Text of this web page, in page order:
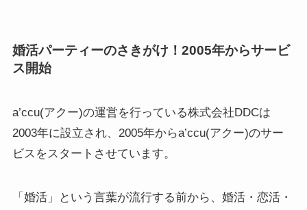
婚活パーティーのさきがけ！2005年からサービ
ス開始
a’ccu(アクー)の運営を行っている株式会社DDCは
2003年に設立され、2005年からa’ccu(アクー)のサー
ビスをスタートさせています。
「婚活」という言葉が流行する前から、婚活・恋活・